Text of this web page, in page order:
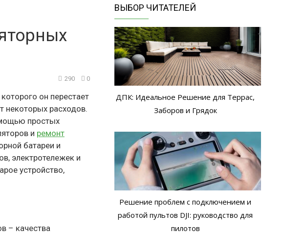
290 0
он перестает
некоторых расходов.
простых
и ремонт
батареи и
электротележек и
устройство,
– качества
ВЫБОР ЧИТАТЕЛЕЙ
ДПК: Идеальное Решение для Террас,
Заборов и Грядок
Решение проблем с подключением и
работой пультов DJI: руководство для
пилотов